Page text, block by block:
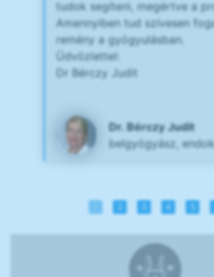
tudok segíteni, megértve a
Amennyiben tud szívesen
remény a gyógyulásban.
Üdvözlettel:
Dr Bérczy Judit
Dr. Bérczy Judit
belgyógyász,
4